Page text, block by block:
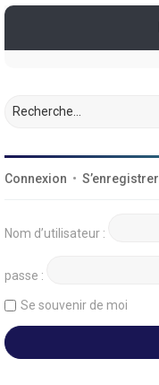
Connexion • S’enregistrer
Nom d’utilisateur :
passe :
Se souvenir de moi